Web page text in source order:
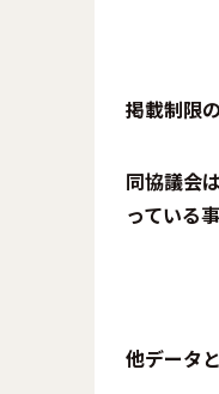
掲載制限
同協議会
っている
他データ